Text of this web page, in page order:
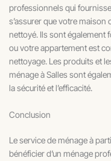
professionnels qui
s’assurer que votre
nettoyé. Ils sont également
ou votre appartement est
nettoyage. Les produits et
ménage à Salles sont
la sécurité et l’efficacité.
Conclusion
Le service de ménage à
bénéficier d’un ménage